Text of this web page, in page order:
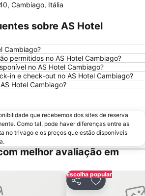
San Siro
Lampugnano Metro Station
Monza
Station
Cadorna – Triennale Metro Station
Porta Garibaldi
Galeria Vittorio Emanuele II
FieraMilano
Teatro Sociale Como
Boccaleone
Bicocca
Castelo Sforzeco
Zara Metro Station
Cambiago, Itália
sobre AS Hotel
Cambiago?
permitidos no AS Hotel Cambiago?
no AS Hotel Cambiago?
in e check-out no AS Hotel Cambiago?
Hotel Cambiago?
que recebemos dos sites de reserva
Como tal, pode haver diferenças entre as
no trivago e os preços que estão disponíveis
melhor avaliação em
favoritos
Escolha popular
PartilharAdicionar